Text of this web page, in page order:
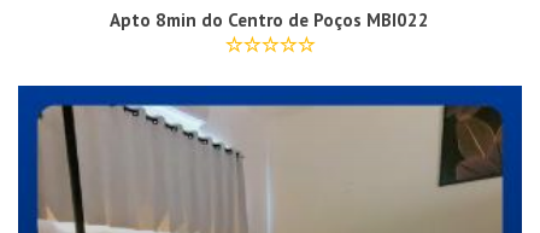
Apto 8min do Centro de Poços MBI022